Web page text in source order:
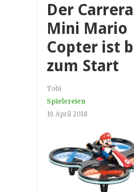
Der
Mini Mario
Copter ist
zum Start
Tobi
Spielereien
19. April 2018